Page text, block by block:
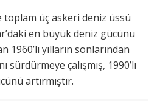
toplam üç askeri deniz üssü
en büyük deniz gücünü
1960’lı yılların sonlarından
sürdürmeye çalışmış, 1990’lı
artırmıştır.